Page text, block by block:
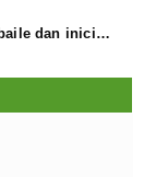
Música, poesía y baile dan inicio al “Filandón na Seronda” en Llanera